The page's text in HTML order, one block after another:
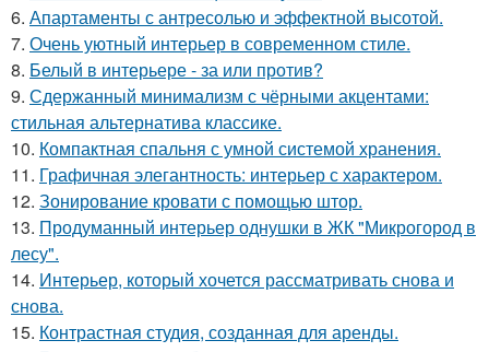
6. Апартаменты с антресолью и эффектной высотой.
7. Очень уютный интерьер в современном стиле.
8. Белый в интерьере - за или против?
9. Сдержанный минимализм с чёрными акцентами:
стильная альтернатива классике.
10. Компактная спальня с умной системой хранения.
11. Графичная элегантность: интерьер с характером.
12. Зонирование кровати с помощью штор.
13. Продуманный интерьер однушки в ЖК "Микрогород в
лесу".
14. Интерьер, который хочется рассматривать снова и
снова.
15. Контрастная студия, созданная для аренды.